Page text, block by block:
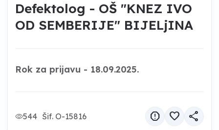
Defektolog - OŠ "KNEZ IVO
OD SEMBERIJE" BIJELjINA
Rok za prijavu - 18.09.2025.
544 Šif. O-15816 report favorite share